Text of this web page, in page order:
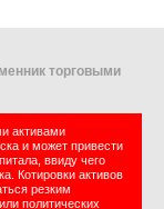
торговыми
активами
и может привести
ввиду чего
Котировки активов
резким
политических